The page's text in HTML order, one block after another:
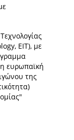
EIT), με
ευρωπαϊκή
της